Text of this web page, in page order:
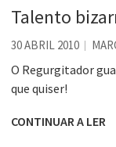
Esse tal de Rock
Os causos de Jorge
Voto obrigatório é
Se queres salvar o
Talento
30 ABRIL 2010
O Regurgitador
que quiser!
CONTINUAR A LER